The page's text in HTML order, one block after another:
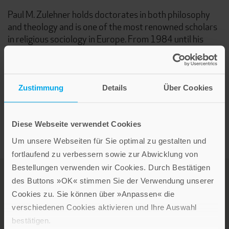
Zustimmung Details Über Cookies
Diese Webseite verwendet Cookies
Um unsere Webseiten für Sie optimal zu gestalten und
fortlaufend zu verbessern sowie zur Abwicklung von
Bestellungen verwenden wir Cookies. Durch Bestätigen
des Buttons »OK« stimmen Sie der Verwendung unserer
Cookies zu. Sie können über »Anpassen« die
verschiedenen Cookies aktivieren und Ihre Auswahl
bestätigen.
Paul M. Zulehner holds doctorates in both philosophy
and theology and is one of the most renowned scholars
in religious sociology in Europe. From 1984 until his
retirement in 2008 he was a professor of pastoral
theology in Vienna, Austria. His numerous publications
focus especially on the sociology of religion and the
church, and pastoral theology.